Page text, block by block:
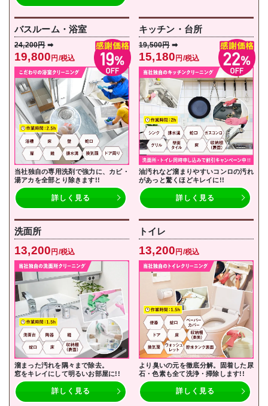
バスルーム・浴室
24,200円 ➡
19,800 円/税込
当社独自の専用洗剤で強力に、カビ・
湯アカを全部とり除きます!!
詳しく見る
キッチン・台所
19,500円 ➡
15,180 円/税込
油汚れなど溜まりやすいコンロの汚れ
があっと驚くほどキレイに!!
詳しく見る
洗面所
13,200円/税込
溜まった汚れを隅々まで除去。
窓をキレイにして明るいお部屋に!!
詳しく見る
トイレ
13,200円/税込
より臭いの元を徹底分解。固着した尿
石・色素も全て洗浄・掃除します!!
詳しく見る